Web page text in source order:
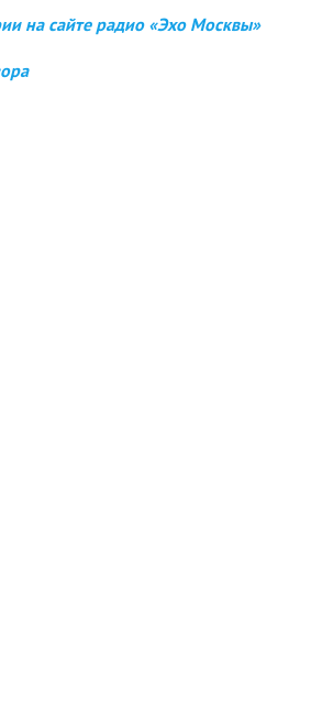
на сайте радио «Эхо Москвы»